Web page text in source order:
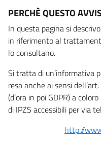
PERCHÈ QUESTO
In questa pagina si
in riferimento al
lo consultano.
Si tratta di un’informativa
resa anche ai sensi
(d’ora in poi GDPR) a
di IPZS accessibili per via
http://